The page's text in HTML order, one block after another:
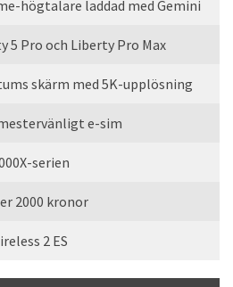
högtalare laddad med Gemini
5 Pro och Liberty Pro Max
skärm med 5K-upplösning
e-sim
serien
2000 kronor
2 ES